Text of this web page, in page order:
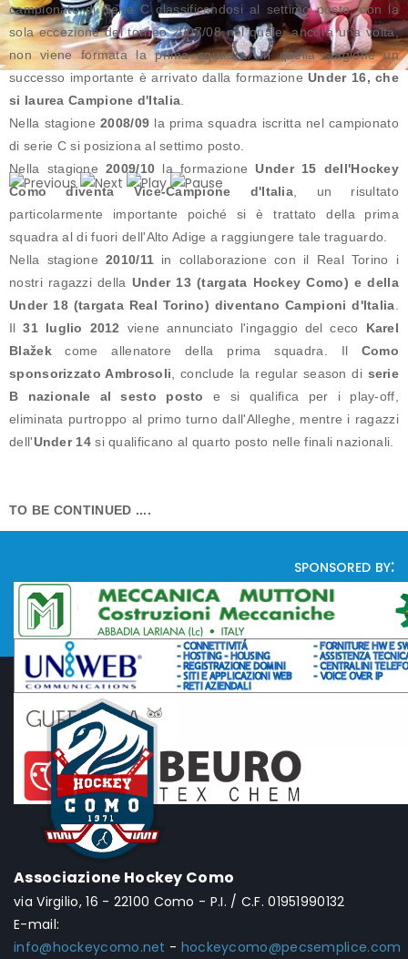
campionato di Serie C classificandosi al settimo posto, con la
sola eccezione del torneo 2007/08 nel quale, ancora una volta,
non viene formata la prima squadra. In quella stagione un
successo importante è arrivato dalla formazioneUnder 16, che
si laurea Campione d'Italia
Nella stagione2008/09 la prima squadra iscritta nel campionato
di serie C si posiziona al settimo posto.
Nella stagione2009/10 la formazioneUnder 15 dell'Hockey
Como diventa Vice-Campione d'Italia , un risultato
particolarmente importante poiché si è trattato della prima
squadra al di fuori dell'Alto Adige a raggiungere tale traguardo.
Nella stagione 2010/11 in collaborazione con il Real Torino i
nostri ragazzi della Under 13 (targata Hockey Como) e della
Under 18 (targata Real Torino) diventano Campioni d'Italia
Il31 luglio 2012 viene annunciato l'ingaggio del ceco Karel
Blažekcome allenatore della prima squadra. Il Como
sponsorizzato Ambrosoli , conclude la regular season di serie
B nazionale al sesto posto
e si qualifica per i play-off,
eliminata purtroppo al primo turno dall'Alleghe, mentre i ragazzi
dell'Under 14si qualificano al quarto posto nelle finali nazionali.
TO BE CONTINUED ....
sponsored by:
Associazione Hockey Como
via Virgilio, 16 - 22100 Como - P.I. / C.F. 01951990132
E-mail:
info@hockeycomo.net - hockeycomo@pecsemplice.com